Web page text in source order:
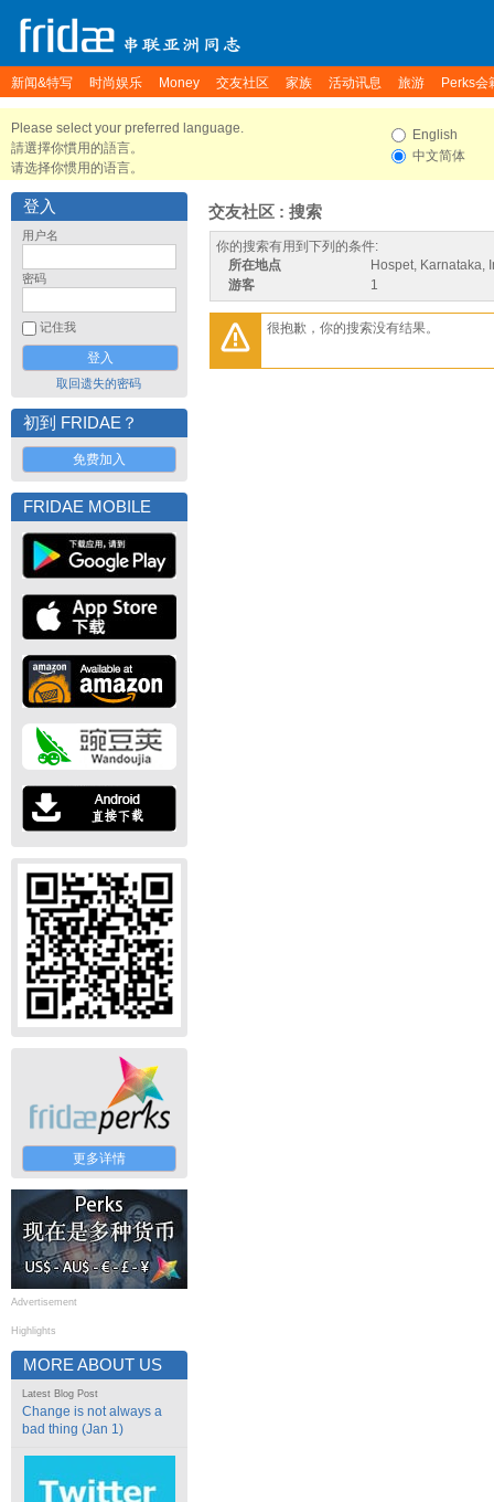
新闻&特写 时尚娱乐 Money 交友社区 家族 活动讯息 旅游 Perks会
Please select your preferred language.
請選擇你慣用的語言。
请选择你惯用的语言。
English
中文简体
登入
用户名
密码
记住我
取回遗失的密码
初到 FRIDAE？
免费加入
FRIDAE MOBILE
更多详情
Advertisement
Highlights
MORE ABOUT US
Latest Blog Post
Change is not always a
bad thing (Jan 1)
交友社区 : 搜索
你的搜索有用到下列的条件:
所在地点
Hospet, Karnataka,
游客
1
很抱歉，你的搜索没有结果。